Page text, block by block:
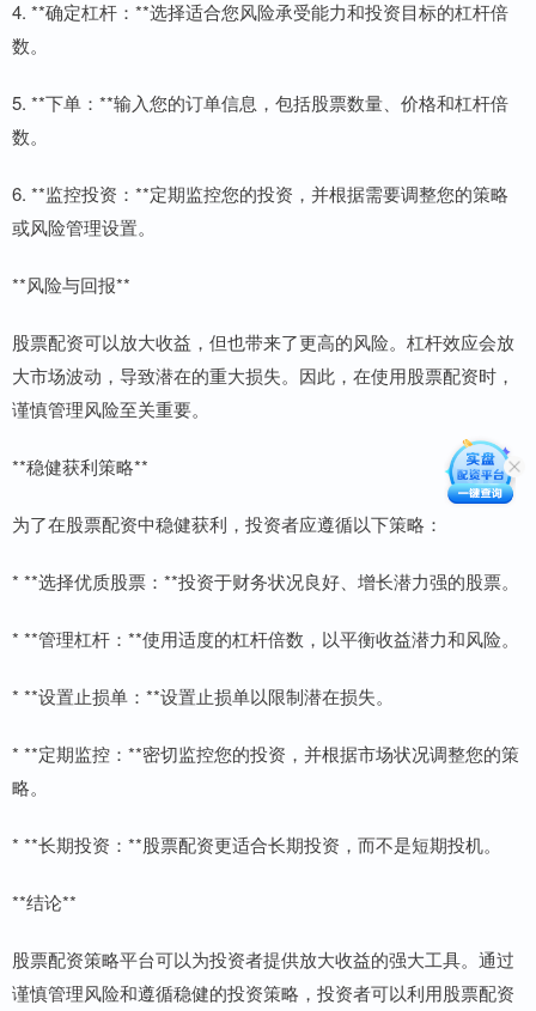
4. **确定杠杆：**选择适合您风险承受能力和投资目标的杠杆倍
数。
5. **下单：**输入您的订单信息，包括股票数量、价格和杠杆倍
数。
6. **监控投资：**定期监控您的投资，并根据需要调整您的策略
或风险管理设置。
**风险与回报**
股票配资可以放大收益，但也带来了更高的风险。杠杆效应会放
大市场波动，导致潜在的重大损失。因此，在使用股票配资时，
谨慎管理风险至关重要。
**稳健获利策略**
为了在股票配资中稳健获利，投资者应遵循以下策略：
* **选择优质股票：**投资于财务状况良好、增长潜力强的股票。
* **管理杠杆：**使用适度的杠杆倍数，以平衡收益潜力和风险。
* **设置止损单：**设置止损单以限制潜在损失。
* **定期监控：**密切监控您的投资，并根据市场状况调整您的策
略。
* **长期投资：**股票配资更适合长期投资，而不是短期投机。
**结论**
股票配资策略平台可以为投资者提供放大收益的强大工具。通过
谨慎管理风险和遵循稳健的投资策略，投资者可以利用股票配资